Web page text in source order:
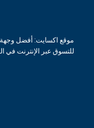
موقع اكسايت: أفضل وجهة
للتسوق عبر الإنترنت في